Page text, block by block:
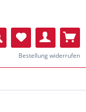
Bestellung widerrufen